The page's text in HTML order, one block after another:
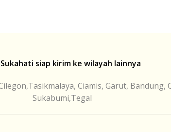
Sukahati siap kirim ke wilayah lainnya
Ciamis, Garut,
Sukabumi,Tegal